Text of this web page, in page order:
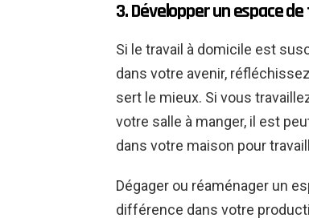
3. Développer un espace
Si le travail à domicile est
dans votre avenir,
sert le mieux. Si vous
votre salle à manger, il est
dans votre maison pour
Dégager ou réaménager un
différence dans votre